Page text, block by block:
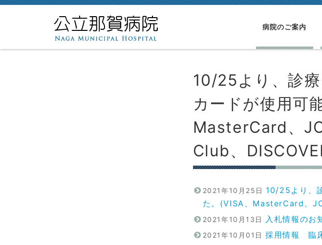
病院のご案内
10/25より、診
カードが使用可
MasterCard、
Club、
2021年10月25日 10/25より、
た。(VISA、MasterCard、
2021年10月13日 入札情報のお
2021年10月01日 採用情報 臨